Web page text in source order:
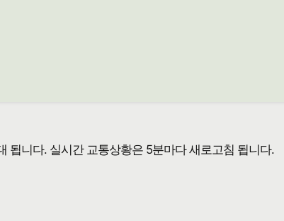
됩니다. 실시간 교통상황은 5분마다 새로고침 됩니다.